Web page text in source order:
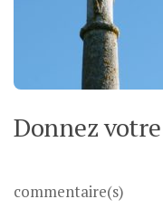
Donnez
commentaire(s)